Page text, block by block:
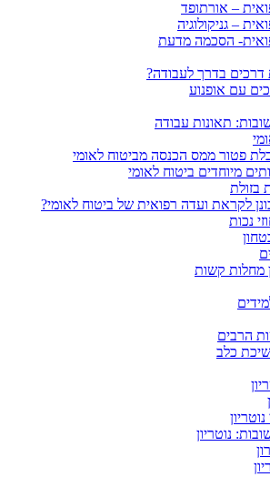
– אורתופד
– גניקולוגיה
הסכמה מדעת
דרכים בדרך לעבודה?
עם אופנוע
תאונות עבודה
פטור ממס הכנסה מביטוח לאומי
מיוחדים ביטוח לאומי
בזולת
לקראת ועדה רפואית של ביטוח לאומי?
נכות
מחלות קשות
הרבים
כלב
נוטריון